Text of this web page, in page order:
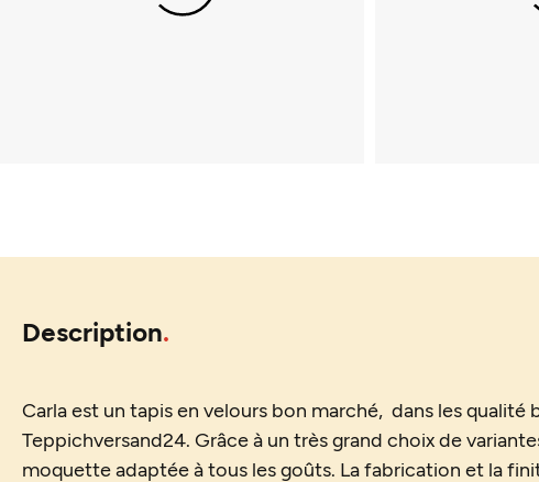
Description
Carla est un tapis en velours bon marché, dans les qualité
Teppichversand24. Grâce à un très grand choix de
moquette adaptée à tous les goûts. La fabrication et la